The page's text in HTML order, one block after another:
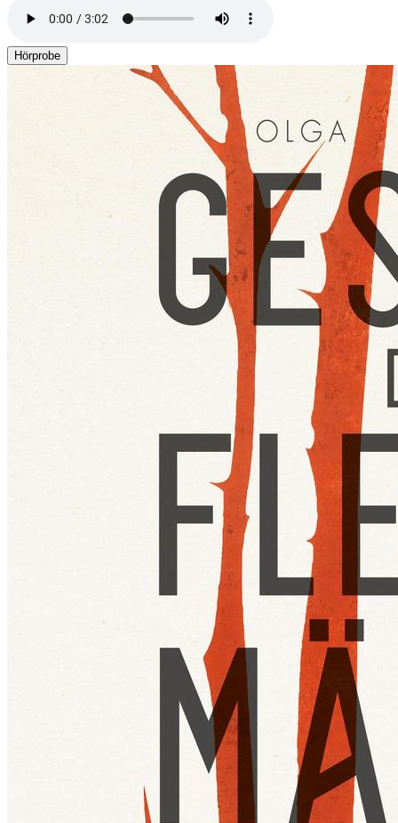
Hörprobe